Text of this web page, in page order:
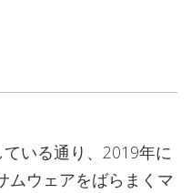
いる通り、2019年に
ムウェアをばらまくマ